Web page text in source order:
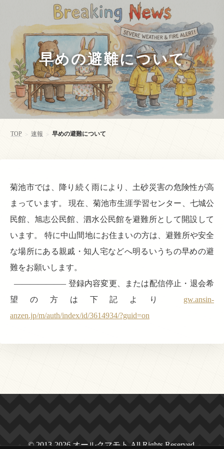
早めの避難について
TOP > 速報 > 早めの避難について
菊池市では、降り続く雨により、土砂災害の危険性が高
まっています。 現在、菊池市生涯学習センター、七城公
民館、旭志公民館、泗水公民館を避難所として開設して
います。 特に中山間地にお住まいの方は、避難所や安全
な場所にある親戚・知人宅などへ明るいうちの早めの避
難をお願いします。
——————– 登録内容変更、または配信停止・退会希
望の方は下記より gw.ansin-
anzen.jp/m/auth/index/id/3614934/?guid=on
© 2013-2026 オールクマモト All Rights Reserved.